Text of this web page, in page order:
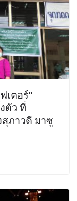
เตอร์”
ตัว ที่
สุภาวดี มาซู